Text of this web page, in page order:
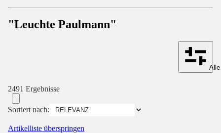
"Leuchte Paulmann"
2491 Ergebnisse
Sortiert nach:
Artikelliste überspringen